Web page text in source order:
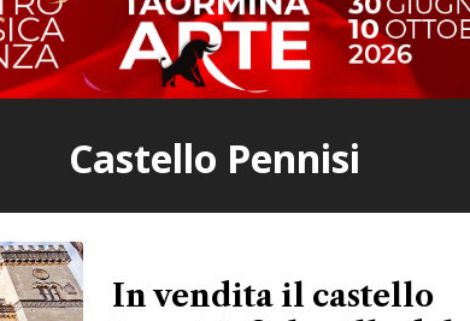
Castello Pennisi
In vendita il castello